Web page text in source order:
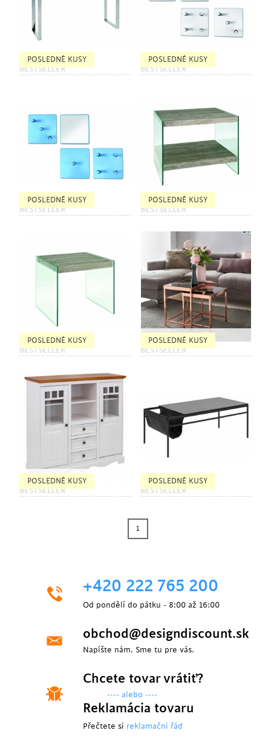
POSLEDNÉ KUSY
BESTSELLER
POSLEDNÉ KUSY
BESTSELLER
POSLEDNÉ KUSY
BESTSELLER
POSLEDNÉ KUSY
BESTSELLER
POSLEDNÉ KUSY
BESTSELLER
POSLEDNÉ KUSY
BESTSELLER
POSLEDNÉ KUSY
BESTSELLER
POSLEDNÉ KUSY
BESTSELLER
1
+420 222 765 200
Od pondělí do pátku - 8:00 až 16:00
obchod@designdiscount.sk
Napíšte nám. Sme tu pre vás.
Chcete tovar vrátiť?
---- alebo ----
Reklamácia tovaru
Přečtete si reklamační řád